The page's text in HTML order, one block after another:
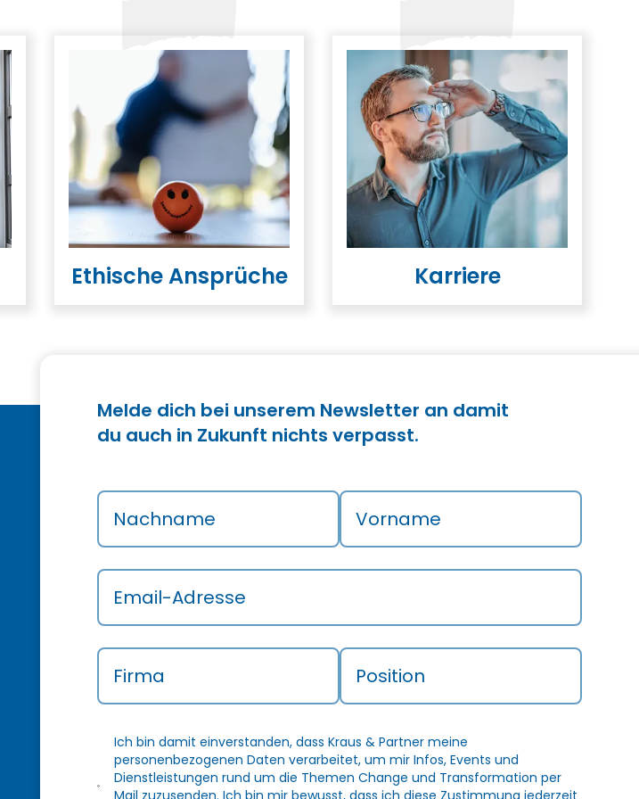
Ethische Ansprüche Karriere
Melde dich bei unserem Newsletter an damit
du auch in Zukunft nichts verpasst.
Nachname Vorname
Email-Adresse
Firma Position
Ich bin damit einverstanden, dass Kraus & Partner meine
personenbezogenen Daten verarbeitet, um mir Infos, Events und
Dienstleistungen rund um die Themen Change und Transformation per
Mail zuzusenden. Ich bin mir bewusst, dass ich diese Zustimmung jederzeit